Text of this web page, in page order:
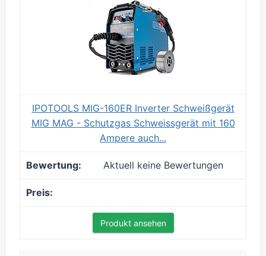
IPOTOOLS MIG-160ER Inverter Schweißgerät
MIG MAG - Schutzgas Schweissgerät mit 160
Ampere auch...
Aktuell keine Bewertungen
Produkt ansehen